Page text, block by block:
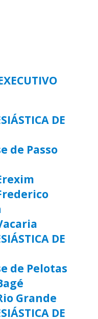
DE
de Passo
DE
de Pelotas
Grande
DE